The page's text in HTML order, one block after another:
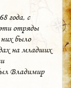
года, с
отряды
было
на младших
Владимир